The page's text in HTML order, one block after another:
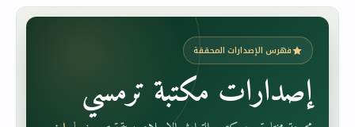
فهرس الإصدارات المحققة
إصدارات مكتبة ترمسي